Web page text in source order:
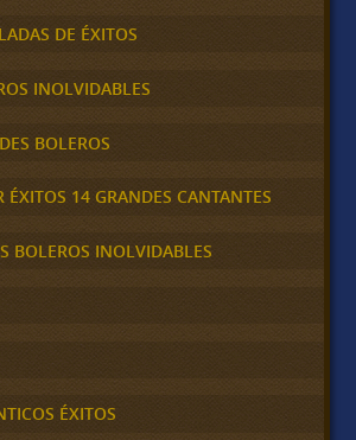
DE ÉXITOS
INOLVIDABLES
BOLEROS
ÉXITOS 14 GRANDES CANTANTES
BOLEROS INOLVIDABLES
ÉXITOS